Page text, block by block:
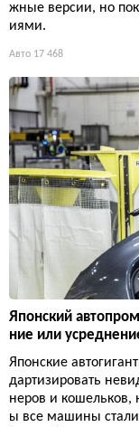
жные версии, но
иями.
Авто 17 468
Японский
ние или
Японские
дартизировать
неров и кошельков,
ы все машины